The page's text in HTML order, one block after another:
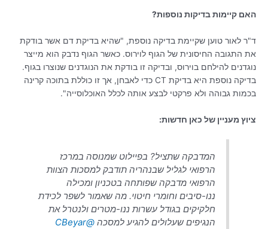
האם קיימות בדיקות נוספות?
ד"ר לאור טוען שקיימת בדיקה נוספת, "שהיא בדיקת דם אשר בודקת
את התגובה החיסונית של הגוף לוירוס. כאשר הגוף נדבק הוא מייצר
נוגדנים להילחם בוירוס, ובדיקה זו בודקת את הנוגדנים שנוצרו בגוף.
בדיקה נוספת היא בדיקת CT כדי לאבחן, אך זו כוללת בתוכה קרינה
בכמות גבוהה ולא פרקטי לבצע אותה לכלל האוכלוסייה".
ציוץ מעניין של כאן חדשות:
המדבקה שתציל? בפיילוט שמנוסה במרכז
הרפואי לגליל שבנהריה תודבק למסכות הצוות
הרפואי מדבקה שפותחה בטכניון ומכילה
ננו-סיבים וחומרי חיטוי. מה שאמור לשפר לכידת
חלקיקים בגודל עשרות ננו-מטרים ולנטרל את
הנגיפים שעלולים להגיע למסכה@CBeyar